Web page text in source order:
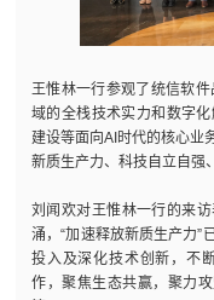
王惟林一行参观了统信软
域的全栈技术实力和数字
建设等面向AI时代的核心业
新质生产力、科技自立自强
刘闻欢对王惟林一行的来
涌，“加速释放新质生产力”
投入及深化技术创新，不
作，聚焦生态共赢，聚力